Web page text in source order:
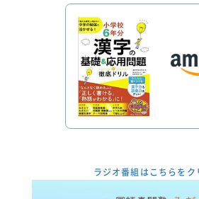
ラジオ番組はこちらをク